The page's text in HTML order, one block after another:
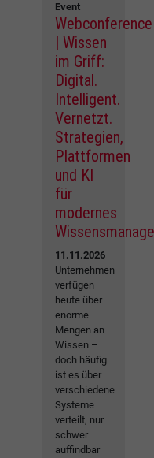
Event
Webconference
| Wissen
im Griff:
Digital.
Intelligent.
Vernetzt.
Strategien,
Plattformen
und KI
für
modernes
11.11.2026
Unternehmen
verfügen
heute über
enorme
Mengen an
Wissen –
doch häufig
ist es über
verschiedene
Systeme
verteilt, nur
schwer
auffindbar